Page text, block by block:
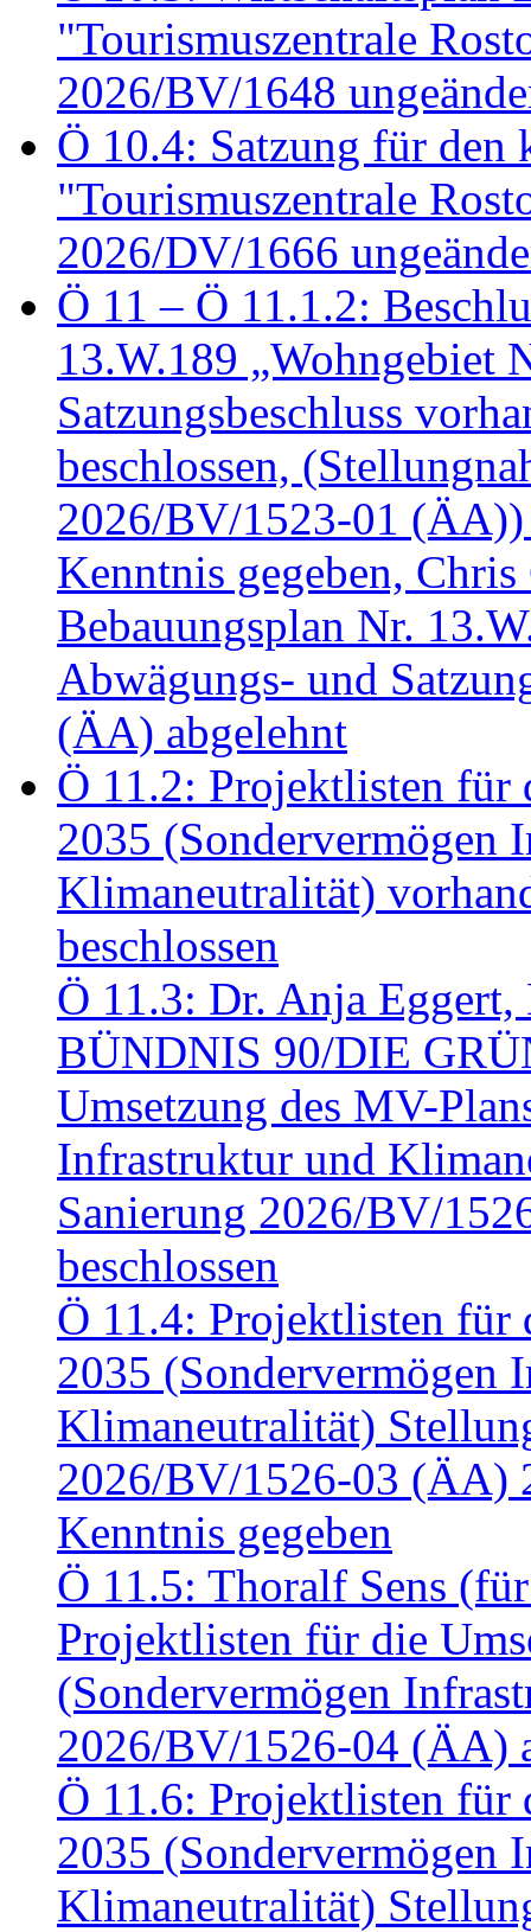
"Tourismuszentrale
2026/BV/1648
Ö 10.4: Satzung für den
"Tourismuszentrale
2026/DV/1666
Ö 11 – Ö 11.1.2:
13.W.189 „Wohngebiet
Satzungsbeschluss
beschlossen,
2026/BV/1523-01
Kenntnis gegeben,
Bebauungsplan Nr.
Abwägungs- und
(ÄA) abgelehnt
Ö 11.2: Projektlisten für
2035 (Sondervermögen
Klimaneutralität)
beschlossen
Ö 11.3: Dr. Anja
BÜNDNIS 90/DIE
Umsetzung des MV-
Infrastruktur und
Sanierung 2026/BV/
beschlossen
Ö 11.4: Projektlisten für
2035 (Sondervermögen
Klimaneutralität)
2026/BV/1526-03 (ÄA)
Kenntnis gegeben
Ö 11.5: Thoralf Sens
Projektlisten für die
(Sondervermögen
2026/BV/1526-04 (ÄA)
Ö 11.6: Projektlisten für
2035 (Sondervermögen
Klimaneutralität)